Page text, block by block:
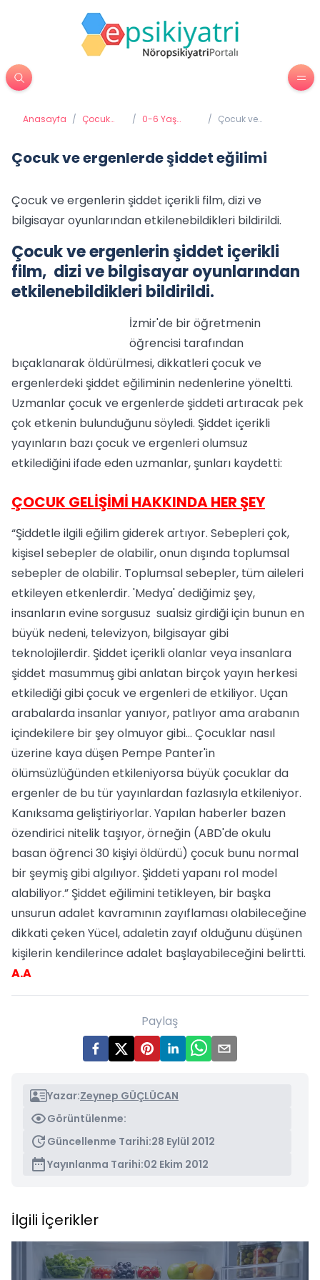
Anasayfa / Çocuk
/ 0-6 Yaş
/ Çocuk ve
Çocuk ve ergenlerde şiddet eğilimi
Çocuk ve ergenlerin şiddet içerikli film, dizi ve
bilgisayar oyunlarından etkilenebildikleri bildirildi.
Çocuk ve ergenlerin şiddet içerikli
film, dizi ve bilgisayar oyunlarından
etkilenebildikleri bildirildi.
İzmir'de bir öğretmenin
öğrencisi tarafından
bıçaklanarak öldürülmesi, dikkatleri çocuk ve
ergenlerdeki şiddet eğiliminin nedenlerine yöneltti.
Uzmanlar çocuk ve ergenlerde şiddeti artıracak pek
çok etkenin bulunduğunu söyledi. Şiddet içerikli
yayınların bazı çocuk ve ergenleri olumsuz
etkilediğini ifade eden uzmanlar, şunları kaydetti:
ÇOCUK GELİŞİMİ HAKKINDA HER ŞEY
“Şiddetle ilgili eğilim giderek artıyor. Sebepleri çok,
kişisel sebepler de olabilir, onun dışında toplumsal
sebepler de olabilir. Toplumsal sebepler, tüm aileleri
etkileyen etkenlerdir. 'Medya' dediğimiz şey,
insanların evine sorgusuz sualsiz girdiği için bunun en
büyük nedeni, televizyon, bilgisayar gibi
teknolojilerdir. Şiddet içerikli olanlar veya insanlara
şiddet masummuş gibi anlatan birçok yayın herkesi
etkilediği gibi çocuk ve ergenleri de etkiliyor. Uçan
arabalarda insanlar yanıyor, patlıyor ama arabanın
içindekilere bir şey olmuyor gibi... Çocuklar nasıl
üzerine kaya düşen Pempe Panter'in
ölümsüzlüğünden etkileniyorsa büyük çocuklar da
ergenler de bu tür yayınlardan fazlasıyla etkileniyor.
Kanıksama geliştiriyorlar. Yapılan haberler bazen
özendirici nitelik taşıyor, örneğin (ABD'de okulu
basan öğrenci 30 kişiyi öldürdü) çocuk bunu normal
bir şeymiş gibi algılıyor. Şiddeti yapanı rol model
alabiliyor.” Şiddet eğilimini tetikleyen, bir başka
unsurun adalet kavramının zayıflaması olabileceğine
dikkati çeken Yücel, adaletin zayıf olduğunu düşünen
kişilerin kendilerince adalet başlayabileceğini belirtti.
A.A
Paylaş
Yazar:Zeynep GÜÇLÜCAN
Görüntülenme:
Güncellenme Tarihi:28 Eylül 2012
Yayınlanma Tarihi:02 Ekim 2012
İlgili İçerikler